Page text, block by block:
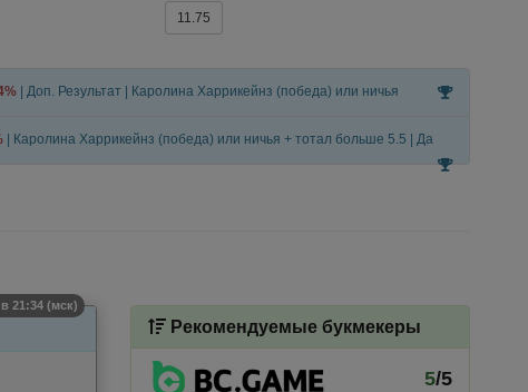
11.75
| Доп. Результат | Каролина Харрикейнз (победа) или ничья
| Каролина Харрикейнз (победа) или ничья + тотал больше 5.5 | Да
21:34 (мск)
Рекомендуемые букмекеры
5/5